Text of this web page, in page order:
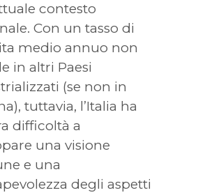
contesto
Con un tasso di
medio annuo non
in altri Paesi
(se non in
tuttavia, l’Italia ha
difficoltà a
una visione
e una
degli aspetti